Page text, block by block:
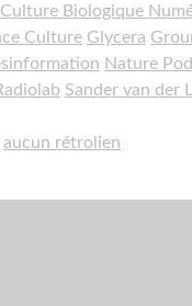
Culture Biologique
Culture Glycera
Nature
Sander van der
aucun rétrolien